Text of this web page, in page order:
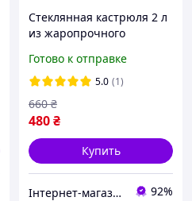
Стеклянная кастрюля 2 л
из жаропрочного
крышкой прозрачная
посуда для
приготовления и подачи
блюд
Готово к отправке
5.0 (1)
480₴
660 ₴
Купить
Інтернет-магазин Khoztovar.com.ua 92%